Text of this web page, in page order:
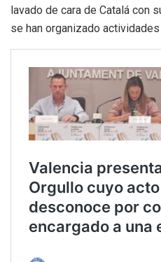
lavado de cara de Catalá con
se han organizado